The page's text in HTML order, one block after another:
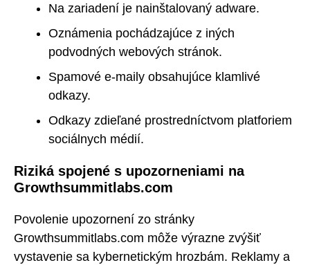
Na zariadení je nainštalovaný adware.
Oznámenia pochádzajúce z iných
podvodných webových stránok.
Spamové e-maily obsahujúce klamlivé
odkazy.
Odkazy zdieľané prostredníctvom platforiem
sociálnych médií.
Riziká spojené s upozorneniami na
Growthsummitlabs.com
Povolenie upozornení zo stránky
Growthsummitlabs.com môže výrazne zvýšiť
vystavenie sa kybernetickým hrozbám. Reklamy a